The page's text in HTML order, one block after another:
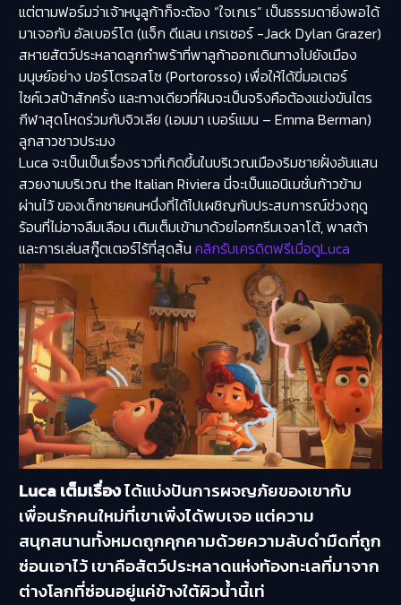
แต่ตามฟอร์มว่าเจ้าหนูลูก้าก็จะต้อง “ใจเกเร” เป็นธรรมดายิ่งพอได้
มาเจอกับ อัลเบอร์โต (แจ็ก ดีแลน เกรเซอร์ -Jack Dylan Grazer)
สหายสัตว์ประหลาดลูกกำพร้าที่พาลูก้าออกเดินทางไปยังเมือง
มนุษย์อย่าง ปอร์โตรอสโซ (Portorosso) เพื่อให้ได้ขี่มอเตอร์
ไซค์เวสป้าสักครั้ง และทางเดียวที่ฝันจะเป็นจริงคือต้องแข่งขันไตร
กีฬาสุดโหดร่วมกับจิวเลีย (เอมมา เบอร์แมน – Emma Berman)
ลูกสาวชาวประมง
Luca จะเป็นเป็นเรื่องราวที่เกิดขึ้นในบริเวณเมืองริมชายฝั่งอันแสน
สวยงามบริเวณ the Italian Riviera นี่จะเป็นแอนิเมชั่นก้าวข้าม
ผ่านไว้ ของเด็กชายคนหนึ่งที่ได้ไปเผชิญกับประสบการณ์ช่วงฤดู
ร้อนที่ไม่อาจลืมเลือน เติมเต็มเข้ามาด้วยไอศกรีมเจลาโต้, พาสต้า
และการเล่นสกู๊ตเตอร์ไร้ที่สุดสิ้น คลิกรับเครดิตฟรีเมื่อดูLuca
Luca เต็มเรื่องได้แบ่งปันการผจญภัยของเขากับ
เพื่อนรักคนใหม่ที่เขาเพิ่งได้พบเจอ แต่ความ
สนุกสนานทั้งหมดถูกคุกคามด้วยความลับดำมืดที่ถูก
ซ่อนเอาไว้ เขาคือสัตว์ประหลาดแห่งท้องทะเลที่มาจาก
ต่างโลกที่ซ่อนอยู่แค่ข้างใต้ผิวน้ำนี้เท่